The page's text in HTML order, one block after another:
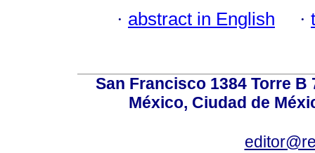
· abstract in English ·
San Francisco 1384 Torre
México, Ciudad de